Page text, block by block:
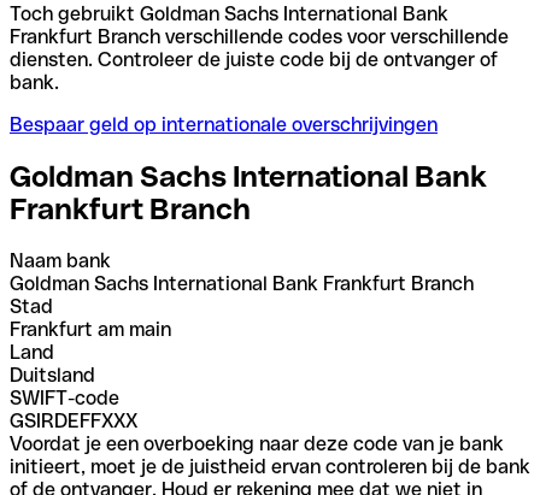
Toch gebruikt Goldman Sachs International Bank
Frankfurt Branch verschillende codes voor verschillende
diensten. Controleer de juiste code bij de ontvanger of
bank.
Bespaar geld op internationale overschrijvingen
Goldman Sachs International Bank
Frankfurt Branch
Naam bank
Goldman Sachs International Bank Frankfurt Branch
Stad
Frankfurt am main
Land
Duitsland
SWIFT-code
GSIRDEFFXXX
Voordat je een overboeking naar deze code van je bank
initieert, moet je de juistheid ervan controleren bij de bank
of de ontvanger. Houd er rekening mee dat we niet in